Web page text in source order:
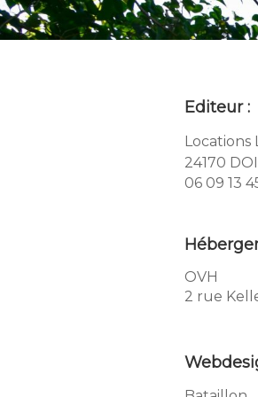
Editeur :
Locations
24170
06 09 13
OVH
2 rue